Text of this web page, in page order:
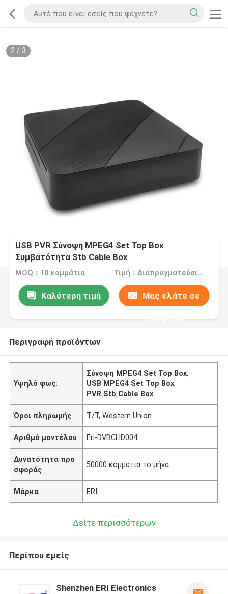
2/ 3
USB PVR Σύνοψη MPEG4 Set Top Box
Συμβατότητα Stb Cable Box
MOQ：10 κομμάτια Τιμή：Διαπραγματεύσιμα
Καλύτερη τιμή Μας ελάτε σε
επαφή με
Περιγραφή προϊόντων
Υψηλό φως:
Σύνοψη MPEG4 Set Top Box,
USB MPEG4 Set Top Box,
PVR Stb Cable Box
Όροι πληρωμής T/T, Western Union
Αριθμό μοντέλου Eri-DVBCHD004
Δυνατότητα προ
σφοράς
50000 κομμάτια το μήνα
Μάρκα ERI
Δείτε περισσότερων
Περίπου εμείς
Shenzhen ERI Electronics